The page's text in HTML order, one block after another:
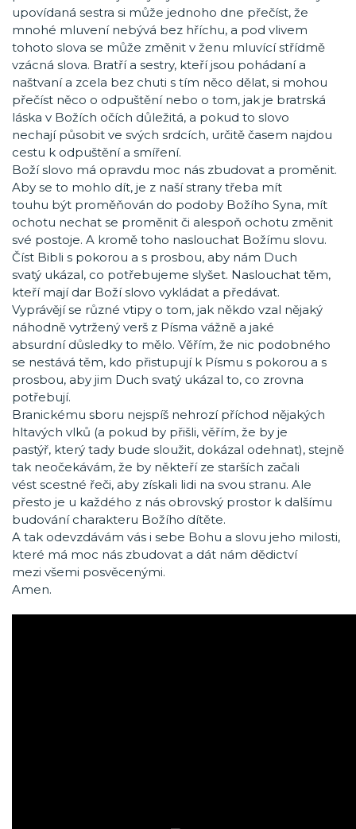
upovídaná sestra si může jednoho dne přečíst, že
mnohé mluvení nebývá bez hříchu, a pod vlivem
tohoto slova se může změnit v ženu mluvící střídmě
vzácná slova. Bratří a sestry, kteří jsou pohádaní a
naštvaní a zcela bez chuti s tím něco dělat, si mohou
přečíst něco o odpuštění nebo o tom, jak je bratrská
láska v Božích očích důležitá, a pokud to slovo
nechají působit ve svých srdcích, určitě časem najdou
cestu k odpuštění a smíření.
Boží slovo má opravdu moc nás zbudovat a proměnit.
Aby se to mohlo dít, je z naší strany třeba mít
touhu být proměňován do podoby Božího Syna, mít
ochotu nechat se proměnit či alespoň ochotu změnit
své postoje. A kromě toho naslouchat Božímu slovu.
Číst Bibli s pokorou a s prosbou, aby nám Duch
svatý ukázal, co potřebujeme slyšet. Naslouchat těm,
kteří mají dar Boží slovo vykládat a předávat.
Vyprávějí se různé vtipy o tom, jak někdo vzal nějaký
náhodně vytržený verš z Písma vážně a jaké
absurdní důsledky to mělo. Věřím, že nic podobného
se nestává těm, kdo přistupují k Písmu s pokorou a s
prosbou, aby jim Duch svatý ukázal to, co zrovna
potřebují.
Branickému sboru nejspíš nehrozí příchod nějakých
hltavých vlků (a pokud by přišli, věřím, že by je
pastýř, který tady bude sloužit, dokázal odehnat), stejně
tak neočekávám, že by někteří ze starších začali
vést scestné řeči, aby získali lidi na svou stranu. Ale
přesto je u každého z nás obrovský prostor k dalšímu
budování charakteru Božího dítěte.
A tak odevzdávám vás i sebe Bohu a slovu jeho milosti,
které má moc nás zbudovat a dát nám dědictví
mezi všemi posvěcenými.
Amen.